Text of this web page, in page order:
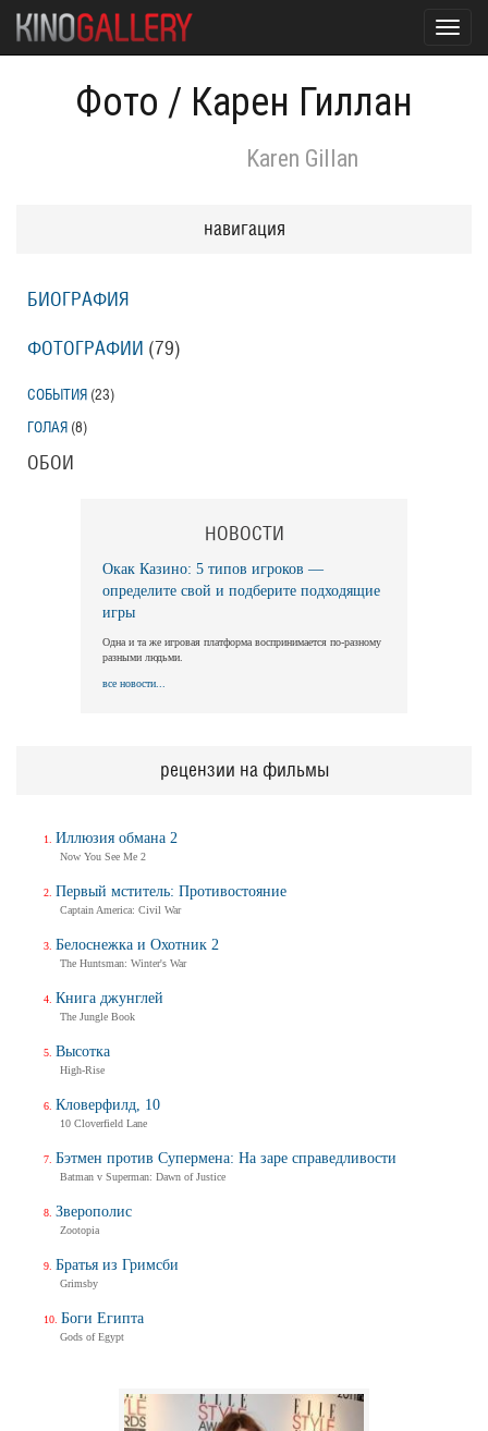
Фото / Карен Гиллан
Karen Gillan
навигация
БИОГРАФИЯ
ФОТОГРАФИИ (79)
СОБЫТИЯ (23)
ГОЛАЯ (8)
ОБОИ
НОВОСТИ
Окак Казино: 5 типов игроков —
определите свой и подберите подходящие
игры
Одна и та же игровая платформа воспринимается по-разному
разными людьми.
все новости...
рецензии на фильмы
Иллюзия обмана 2
Now You See Me 2
Первый мститель: Противостояние
Captain America: Civil War
Белоснежка и Охотник 2
The Huntsman: Winter's War
Книга джунглей
The Jungle Book
Высотка
High-Rise
Кловерфилд, 10
10 Cloverfield Lane
Бэтмен против Супермена: На заре справедливости
Batman v Superman: Dawn of Justice
Зверополис
Zootopia
Братья из Гримсби
Grimsby
Боги Египта
Gods of Egypt